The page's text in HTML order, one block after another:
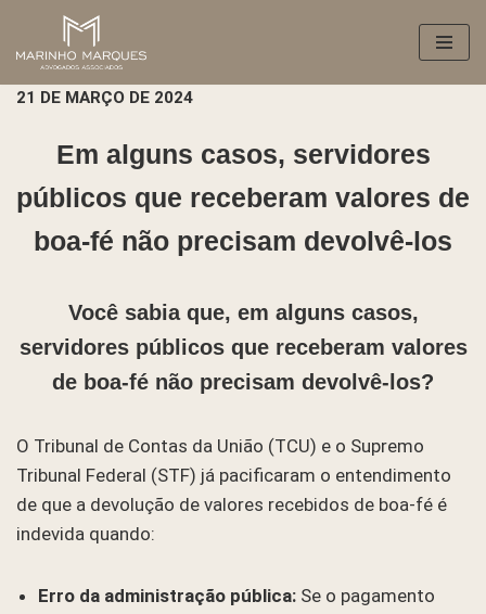
Pular
para
conteúdo
21 DE MARÇO DE 2024
Em alguns casos, servidores
públicos que receberam valores de
boa-fé não precisam devolvê-los
Você sabia que, em alguns casos,
servidores públicos que receberam valores
de boa-fé não precisam devolvê-los?
O Tribunal de Contas da União (TCU) e o Supremo
Tribunal Federal (STF) já pacificaram o entendimento
de que a devolução de valores recebidos de boa-fé é
indevida quando:
Erro da administração pública: Se o pagamento